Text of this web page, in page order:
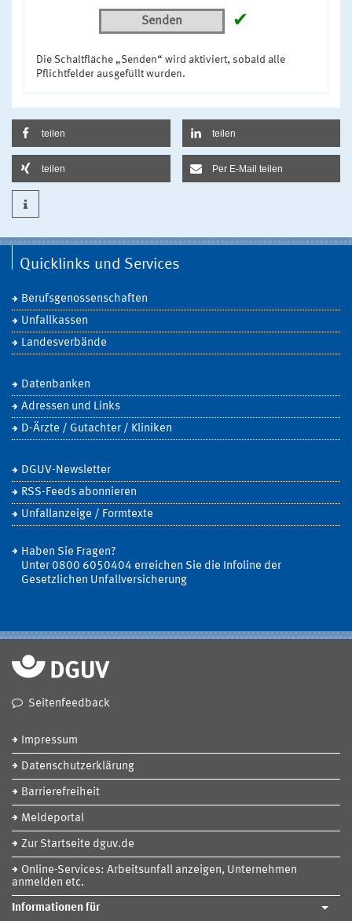
Senden ✔
Die Schaltfläche „Senden“ wird aktiviert, sobald alle
Pflichtfelder ausgefüllt wurden.
teilen teilen
teilen Per E-Mail teilen
Quicklinks und Services
Berufsgenossenschaften
Unfallkassen
Landesverbände
Datenbanken
Adressen und Links
D-Ärzte / Gutachter / Kliniken
DGUV-Newsletter
RSS-Feeds abonnieren
Unfallanzeige / Formtexte
Haben Sie Fragen?
Unter 0800 6050404 erreichen Sie die Infoline der
Gesetzlichen Unfallversicherung
Seitenfeedback
Impressum
Datenschutzerklärung
Barrierefreiheit
Meldeportal
Zur Startseite dguv.de
Online-Services: Arbeitsunfall anzeigen, Unternehmen
anmelden etc.
Informationen für